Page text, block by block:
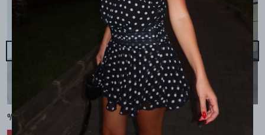
%100 KETEN CEPLİ ŞALVAR PANTOLON - Bej %100 KETEN SALAŞ GÖMLEK - Bej